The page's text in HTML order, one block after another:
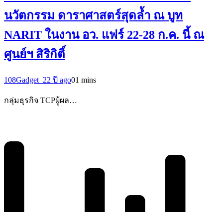
นวัตกรรม ดาราศาสตร์สุดล้ำ ณ บูท
NARIT ในงาน อว. แฟร์ 22-28 ก.ค. นี้ ณ
ศูนย์ฯ สิริกิติ์
108Gadget_22 ปี ago01 mins
กลุ่มธุรกิจ TCPผู้ผล…